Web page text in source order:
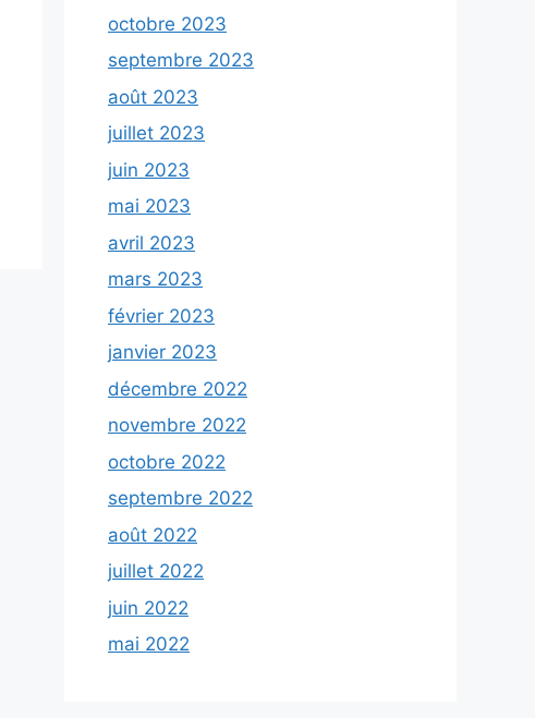
octobre 2023
septembre 2023
août 2023
juillet 2023
juin 2023
mai 2023
avril 2023
mars 2023
février 2023
janvier 2023
décembre 2022
novembre 2022
octobre 2022
septembre 2022
août 2022
juillet 2022
juin 2022
mai 2022